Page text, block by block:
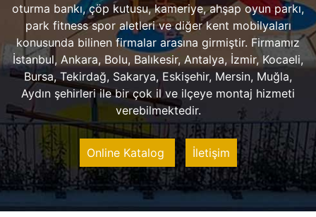
oturma bankı, çöp kutusu, kameriye, ahşap oyun parkı,
park fitness spor aletleri ve diğer kent mobilyaları
konusunda bilinen firmalar arasına girmiştir. Firmamız
İstanbul, Ankara, Bolu, Balıkesir, Antalya, İzmir, Kocaeli,
Bursa, Tekirdağ, Sakarya, Eskişehir, Mersin, Muğla,
Aydın şehirleri ile bir çok il ve ilçeye montaj hizmeti
verebilmektedir.
Online Katalog İletişim